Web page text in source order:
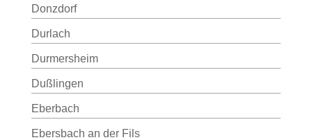
Donzdorf
Durlach
Durmersheim
Dußlingen
Eberbach
Ebersbach an der Fils